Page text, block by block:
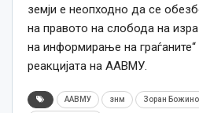
земји е неопходно да се
на правото на слобода на
на информирање на
реакцијата на ААВМУ.
ААВМУ знм Зоран